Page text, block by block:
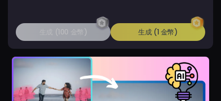
生成 (100 金幣) 生成 (1 金幣)